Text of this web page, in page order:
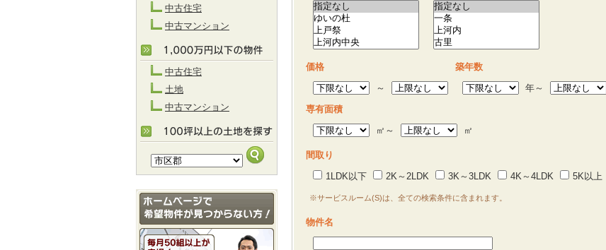
価格
築年数
～
年～
専有面積
㎡～
㎡
間取り
1LDK以下
2K～2LDK 3K～3LDK 4K～4LDK 5K以上
※サービスルーム(S)は、全ての検索条件に含まれます。
物件名
中古住宅
中古マンション
中古住宅
土地
中古マンション